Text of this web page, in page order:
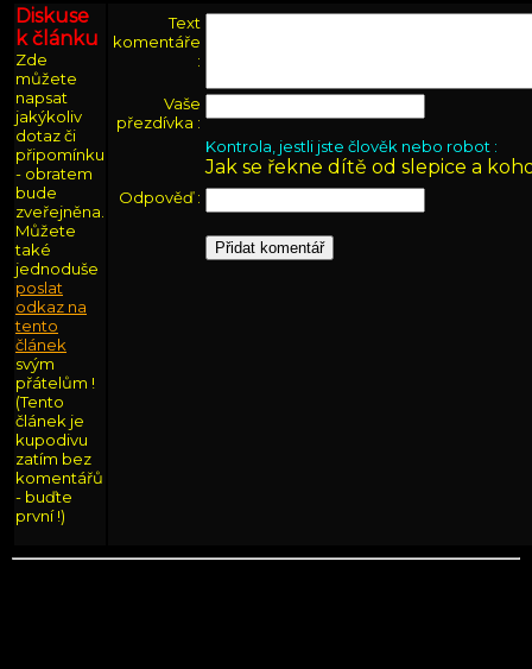
Diskuse
k článku
Zde
můžete
napsat
jakýkoliv
dotaz či
připomínku
- obratem
bude
zveřejněna.
Můžete
také
jednoduše
poslat
odkaz na
tento
článek
svým
přátelům !
(Tento
článek je
kupodivu
zatím bez
komentářů
- buďte
první !)
Text
komentáře
:
Vaše
přezdívka :
Kontrola, jestli jste člověk nebo robot :
Jak se řekne dítě od slepice a
Odpověď :